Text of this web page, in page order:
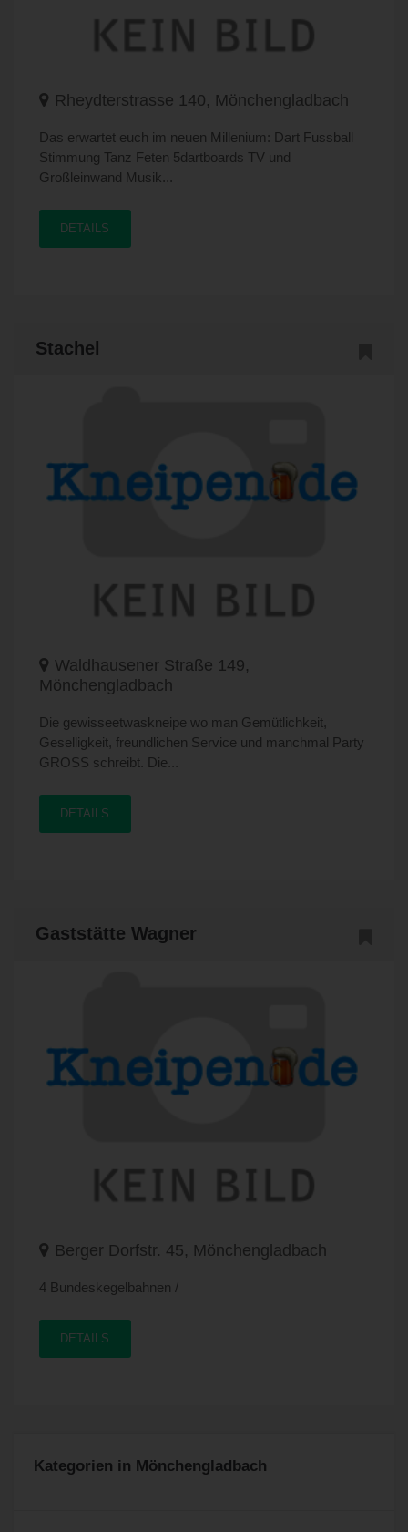
Rheydterstrasse 140, Mönchengladbach
Das erwartet euch im neuen Millenium: Dart Fussball
Stimmung Tanz Feten 5dartboards TV und
Großleinwand Musik...
DETAILS
Stachel
Waldhausener Straße 149,
Mönchengladbach
Die gewisseetwaskneipe wo man Gemütlichkeit,
Geselligkeit, freundlichen Service und manchmal Party
GROSS schreibt. Die...
DETAILS
Gaststätte Wagner
Berger Dorfstr. 45, Mönchengladbach
4 Bundeskegelbahnen /
DETAILS
Kategorien in Mönchengladbach